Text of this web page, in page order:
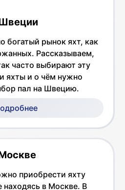
богатый рынок яхт, как
Рассказываем,
часто выбирают эту
яхты и о чём нужно
пал на Швецию.
приобрести яхту
в Москве. В